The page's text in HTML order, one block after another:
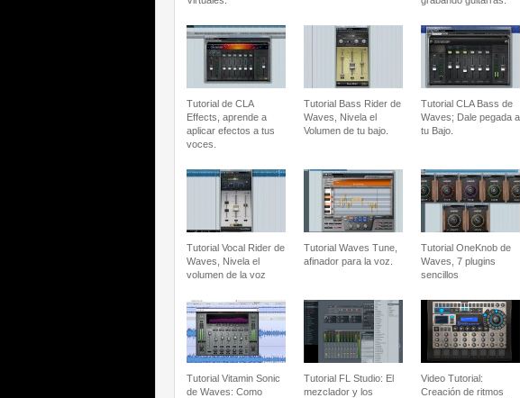
Tutorial de CLA
Effects, aprende a
aplicar efectos a tus
voces.
Tutorial Bass Rider de
Waves, Nivela el
Volumen de tu bajo.
Tutorial CLA Bass de
Waves; Dale pegada a
tu Bajo.
Tutorial Vocal Rider de
Waves, Nivela el
volumen de la voz
Tutorial Waves Tune,
afinador para la voz.
Tutorial OneKnob de
Waves, 7 plugins
sencillos
Tutorial Vitamin Sonic
de Waves: Como
Tutorial FL Studio: El
mezclador y los
Video Tutorial:
Creación de ritmos